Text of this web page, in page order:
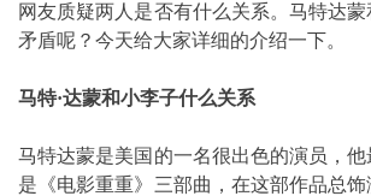
网友质疑两人是否有什么关系。马特达
矛盾呢？今天给大家详细的介绍一下。
马特·达蒙和小李子什么关系
马特达蒙是美国的一名很出色的演员，
是《电影重重》三部曲，在这部作品总